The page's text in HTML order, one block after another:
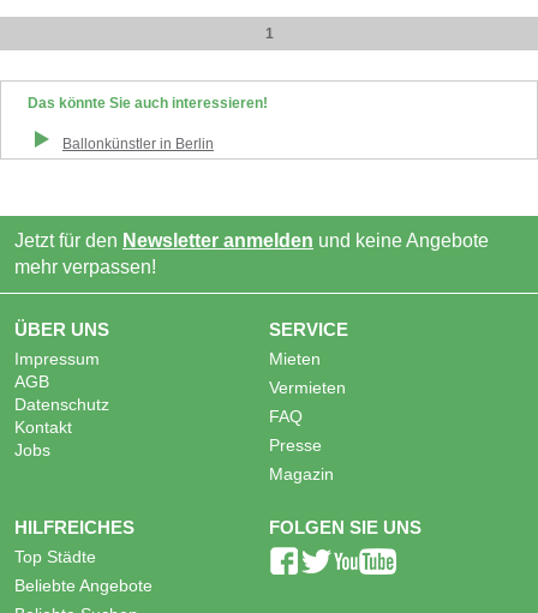
1
Das könnte Sie auch interessieren!
Ballonkünstler in Berlin
Jetzt für den Newsletter anmelden und keine Angebote
mehr verpassen!
ÜBER UNS
Impressum
AGB
Datenschutz
Kontakt
Jobs
SERVICE
Mieten
Vermieten
FAQ
Presse
Magazin
HILFREICHES
Top Städte
Beliebte Angebote
FOLGEN SIE UNS